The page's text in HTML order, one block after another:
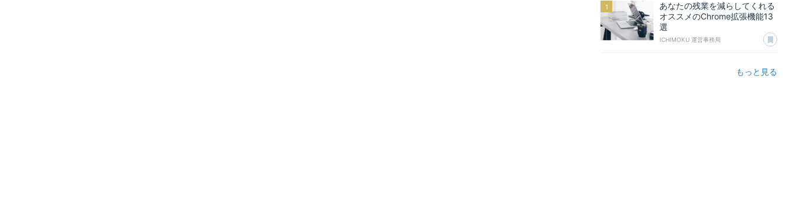
あなたの残業を減らしてくれる
オススメのChrome拡張機能13
選
ICHIMOKU 運営事務局 あ
もっと見る